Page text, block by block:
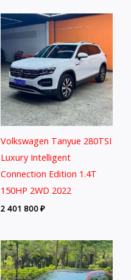
Volkswagen Tanyue 280TSI
Luxury Intelligent
Connection Edition 1.4T
150HP 2WD 2022
2 401 800₽